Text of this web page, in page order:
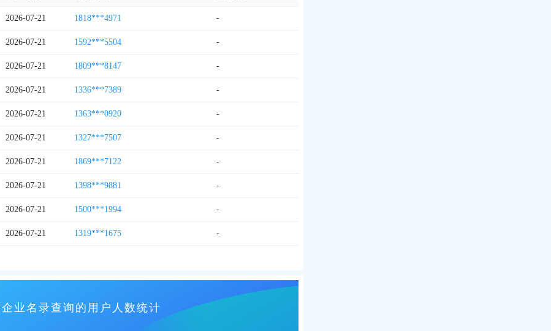
2026-07-21 1818***4971 -
2026-07-21 1592***5504 -
2026-07-21 1809***8147 -
2026-07-21 1336***7389 -
2026-07-21 1363***0920 -
2026-07-21 1327***7507 -
2026-07-21 1869***7122 -
2026-07-21 1398***9881 -
2026-07-21 1500***1994 -
2026-07-21 1319***1675 -
业名录查询的用户人数统计